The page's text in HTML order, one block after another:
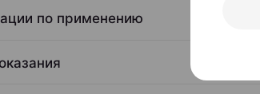
по применению